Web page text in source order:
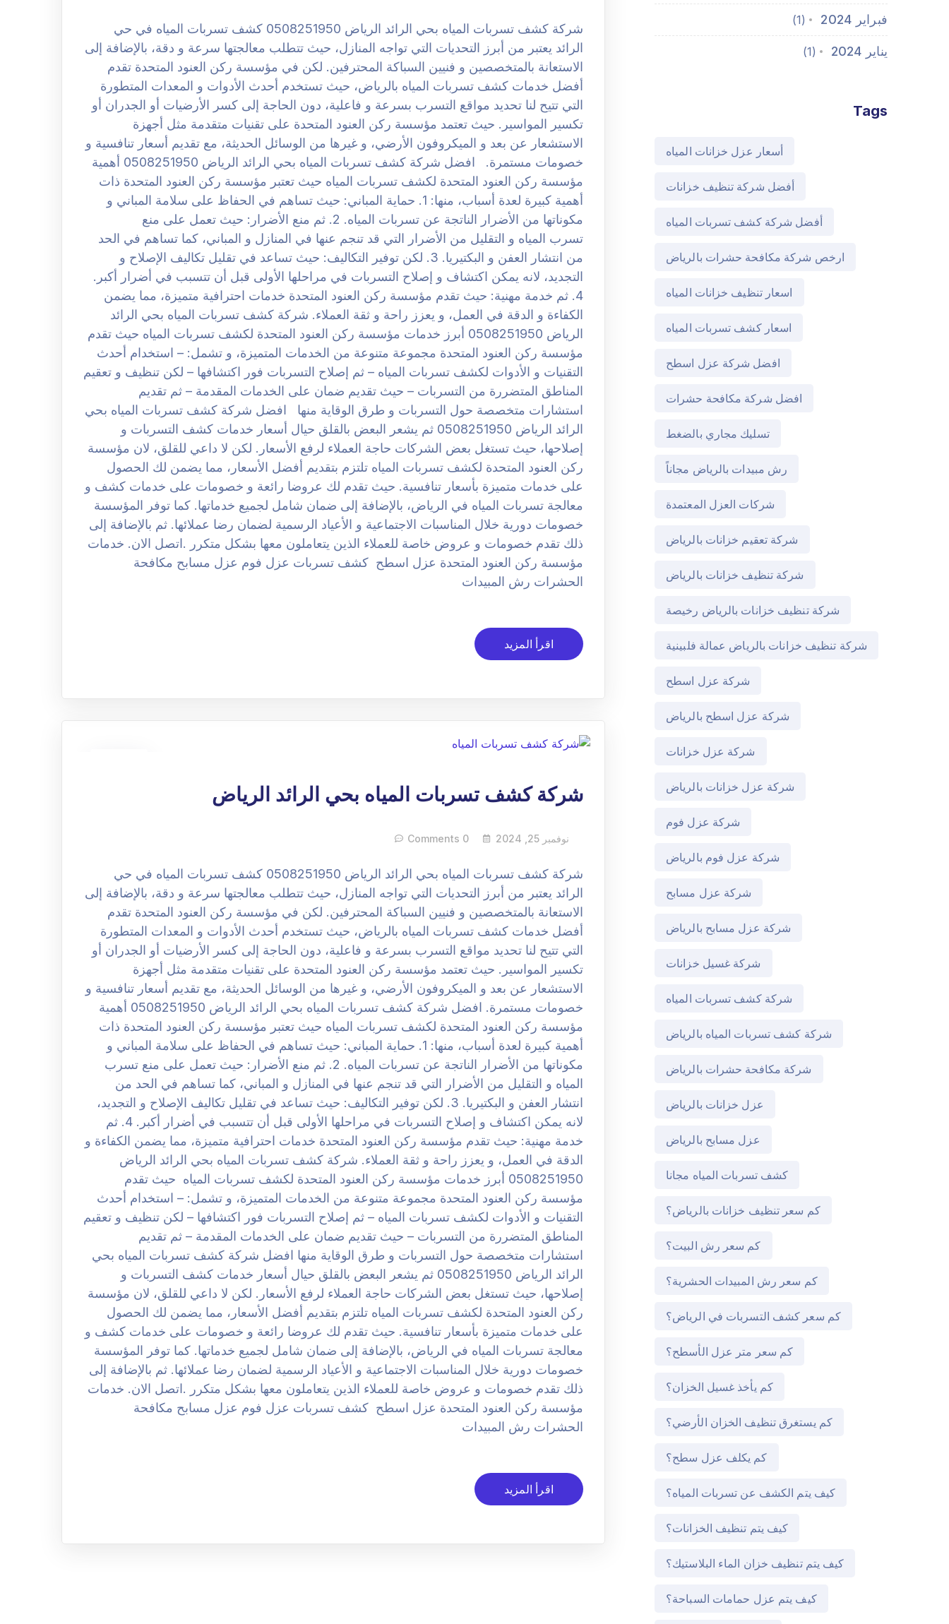
شركة كشف تسربات المياه بحي الرائد الرياض 0508251950 كشف تسربات المياه في حي
الرائد يعتبر من أبرز التحديات التي تواجه المنازل، حيث تتطلب معالجتها سرعة و دقة، بالإضافة إلى
الاستعانة بالمتخصصين و فنيين السباكة المحترفين. لكن في مؤسسة ركن العنود المتحدة تقدم
أفضل خدمات كشف تسربات المياه بالرياض، حيث تستخدم أحدث الأدوات و المعدات المتطورة
التي تتيح لنا تحديد مواقع التسرب بسرعة و فاعلية، دون الحاجة إلى كسر الأرضيات أو الجدران أو
تكسير المواسير. حيث تعتمد مؤسسة ركن العنود المتحدة على تقنيات متقدمة مثل أجهزة
الاستشعار عن بعد و الميكروفون الأرضي، و غيرها من الوسائل الحديثة، مع تقديم أسعار تنافسية و
خصومات مستمرة. افضل شركة كشف تسربات المياه بحي الرائد الرياض 0508251950 أهمية
مؤسسة ركن العنود المتحدة لكشف تسربات المياه حيث تعتبر مؤسسة ركن العنود المتحدة ذات
أهمية كبيرة لعدة أسباب، منها: 1. حماية المباني: حيث تساهم في الحفاظ على سلامة المباني و
مكوناتها من الأضرار الناتجة عن تسربات المياه. 2. ثم منع الأضرار: حيث تعمل على منع
تسرب المياه و التقليل من الأضرار التي قد تنجم عنها في المنازل و المباني، كما تساهم في الحد
من انتشار العفن و البكتيريا. 3. لكن توفير التكاليف: حيث تساعد في تقليل تكاليف الإصلاح و
التجديد، لانه يمكن اكتشاف و إصلاح التسربات في مراحلها الأولى قبل أن تتسبب في أضرار أكبر.
4. ثم خدمة مهنية: حيث تقدم مؤسسة ركن العنود المتحدة خدمات احترافية متميزة، مما يضمن
الكفاءة و الدقة في العمل، و يعزز راحة و ثقة العملاء. شركة كشف تسربات المياه بحي الرائد
الرياض 0508251950 أبرز خدمات مؤسسة ركن العنود المتحدة لكشف تسربات المياه حيث تقدم
مؤسسة ركن العنود المتحدة مجموعة متنوعة من الخدمات المتميزة، و تشمل: – استخدام أحدث
التقنيات و الأدوات لكشف تسربات المياه – ثم إصلاح التسربات فور اكتشافها – لكن تنظيف و تعقيم
المناطق المتضررة من التسربات – حيث تقديم ضمان على الخدمات المقدمة – ثم تقديم
استشارات متخصصة حول التسربات و طرق الوقاية منها افضل شركة كشف تسربات المياه بحي
الرائد الرياض 0508251950 ثم يشعر البعض بالقلق حيال أسعار خدمات كشف التسربات و
إصلاحها، حيث تستغل بعض الشركات حاجة العملاء لرفع الأسعار. لكن لا داعي للقلق، لان مؤسسة
ركن العنود المتحدة لكشف تسربات المياه تلتزم بتقديم أفضل الأسعار، مما يضمن لك الحصول
على خدمات متميزة بأسعار تنافسية. حيث تقدم لك عروضا رائعة و خصومات على خدمات كشف و
معالجة تسربات المياه في الرياض، بالإضافة إلى ضمان شامل لجميع خدماتها. كما توفر المؤسسة
خصومات دورية خلال المناسبات الاجتماعية و الأعياد الرسمية لضمان رضا عملائها. ثم بالإضافة إلى
ذلك تقدم خصومات و عروض خاصة للعملاء الذين يتعاملون معها بشكل متكرر .اتصل الان. خدمات
مؤسسة ركن العنود المتحدة عزل اسطح كشف تسربات عزل فوم عزل مسابح مكافحة
الحشرات رش المبيدات
اقرأ المزيد
شركة كشف تسربات المياه بحي الرائد الرياض
نوفمبر 25, 2024 0 Comments
شركة كشف تسربات المياه بحي الرائد الرياض 0508251950 كشف تسربات المياه في حي
الرائد يعتبر من أبرز التحديات التي تواجه المنازل، حيث تتطلب معالجتها سرعة و دقة، بالإضافة إلى
الاستعانة بالمتخصصين و فنيين السباكة المحترفين. لكن في مؤسسة ركن العنود المتحدة تقدم
أفضل خدمات كشف تسربات المياه بالرياض، حيث تستخدم أحدث الأدوات و المعدات المتطورة
التي تتيح لنا تحديد مواقع التسرب بسرعة و فاعلية، دون الحاجة إلى كسر الأرضيات أو الجدران أو
تكسير المواسير. حيث تعتمد مؤسسة ركن العنود المتحدة على تقنيات متقدمة مثل أجهزة
الاستشعار عن بعد و الميكروفون الأرضي، و غيرها من الوسائل الحديثة، مع تقديم أسعار تنافسية و
خصومات مستمرة. افضل شركة كشف تسربات المياه بحي الرائد الرياض 0508251950 أهمية
مؤسسة ركن العنود المتحدة لكشف تسربات المياه حيث تعتبر مؤسسة ركن العنود المتحدة ذات
أهمية كبيرة لعدة أسباب، منها: 1. حماية المباني: حيث تساهم في الحفاظ على سلامة المباني و
مكوناتها من الأضرار الناتجة عن تسربات المياه. 2. ثم منع الأضرار: حيث تعمل على منع تسرب
المياه و التقليل من الأضرار التي قد تنجم عنها في المنازل و المباني، كما تساهم في الحد من
انتشار العفن و البكتيريا. 3. لكن توفير التكاليف: حيث تساعد في تقليل تكاليف الإصلاح و التجديد،
لانه يمكن اكتشاف و إصلاح التسربات في مراحلها الأولى قبل أن تتسبب في أضرار أكبر. 4. ثم
خدمة مهنية: حيث تقدم مؤسسة ركن العنود المتحدة خدمات احترافية متميزة، مما يضمن الكفاءة و
الدقة في العمل، و يعزز راحة و ثقة العملاء. شركة كشف تسربات المياه بحي الرائد الرياض
0508251950 أبرز خدمات مؤسسة ركن العنود المتحدة لكشف تسربات المياه حيث تقدم
مؤسسة ركن العنود المتحدة مجموعة متنوعة من الخدمات المتميزة، و تشمل: – استخدام أحدث
التقنيات و الأدوات لكشف تسربات المياه – ثم إصلاح التسربات فور اكتشافها – لكن تنظيف و تعقيم
المناطق المتضررة من التسربات – حيث تقديم ضمان على الخدمات المقدمة – ثم تقديم
استشارات متخصصة حول التسربات و طرق الوقاية منها افضل شركة كشف تسربات المياه بحي
الرائد الرياض 0508251950 ثم يشعر البعض بالقلق حيال أسعار خدمات كشف التسربات و
إصلاحها، حيث تستغل بعض الشركات حاجة العملاء لرفع الأسعار. لكن لا داعي للقلق، لان مؤسسة
ركن العنود المتحدة لكشف تسربات المياه تلتزم بتقديم أفضل الأسعار، مما يضمن لك الحصول
على خدمات متميزة بأسعار تنافسية. حيث تقدم لك عروضا رائعة و خصومات على خدمات كشف و
معالجة تسربات المياه في الرياض، بالإضافة إلى ضمان شامل لجميع خدماتها. كما توفر المؤسسة
خصومات دورية خلال المناسبات الاجتماعية و الأعياد الرسمية لضمان رضا عملائها. ثم بالإضافة إلى
ذلك تقدم خصومات و عروض خاصة للعملاء الذين يتعاملون معها بشكل متكرر .اتصل الان. خدمات
مؤسسة ركن العنود المتحدة عزل اسطح كشف تسربات عزل فوم عزل مسابح مكافحة
الحشرات رش المبيدات
اقرأ المزيد
فبراير 2024 (1)
يناير 2024 (1)
Tags
أسعار عزل خزانات المياه
أفضل شركة تنظيف خزانات
أفضل شركة كشف تسربات المياه
ارخص شركة مكافحة حشرات بالرياض
اسعار تنظيف خزانات المياه
اسعار كشف تسربات المياه
افضل شركة عزل اسطح
افضل شركة مكافحة حشرات
تسليك مجاري بالضغط
رش مبيدات بالرياض مجاناً
شركات العزل المعتمدة
شركة تعقيم خزانات بالرياض
شركة تنظيف خزانات بالرياض
شركة تنظيف خزانات بالرياض رخيصة
شركة تنظيف خزانات بالرياض عمالة فلبينية
شركة عزل اسطح
شركة عزل اسطح بالرياض
شركة عزل خزانات
شركة عزل خزانات بالرياض
شركة عزل فوم
شركة عزل فوم بالرياض
شركة عزل مسابح
شركة عزل مسابح بالرياض
شركة غسيل خزانات
شركة كشف تسربات المياه
شركة كشف تسربات المياه بالرياض
شركة مكافحة حشرات بالرياض
عزل خزانات بالرياض
عزل مسابح بالرياض
كشف تسربات المياه مجانا
كم سعر تنظيف خزانات بالرياض؟
كم سعر رش البيت؟
كم سعر رش المبيدات الحشرية؟
كم سعر كشف التسربات في الرياض؟
كم سعر متر عزل الأسطح؟
كم يأخذ غسيل الخزان؟
كم يستغرق تنظيف الخزان الأرضي؟
كم يكلف عزل سطح؟
كيف يتم الكشف عن تسربات المياه؟
كيف يتم تنظيف الخزانات؟
كيف يتم تنظيف خزان الماء البلاستيك؟
كيف يتم عزل حمامات السباحة؟